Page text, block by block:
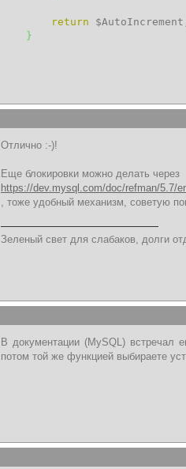
return $AutoIncrement
}
Отлично :-)!
Еще блокировки можно делать через
https://dev.mysql.com/doc/refman/5.7/
, тоже удобный механизм, советую
Зеленый свет для слабаков, долги
В документации (MySQL) встречал
потом той же функцией выбираете